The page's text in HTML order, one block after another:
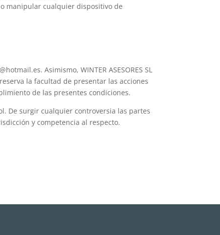
manipular cualquier dispositivo de
Asimismo, WINTER ASESORES SL
la facultad de presentar las acciones
de las presentes condiciones.
De surgir cualquier controversia las partes
y competencia al respecto.